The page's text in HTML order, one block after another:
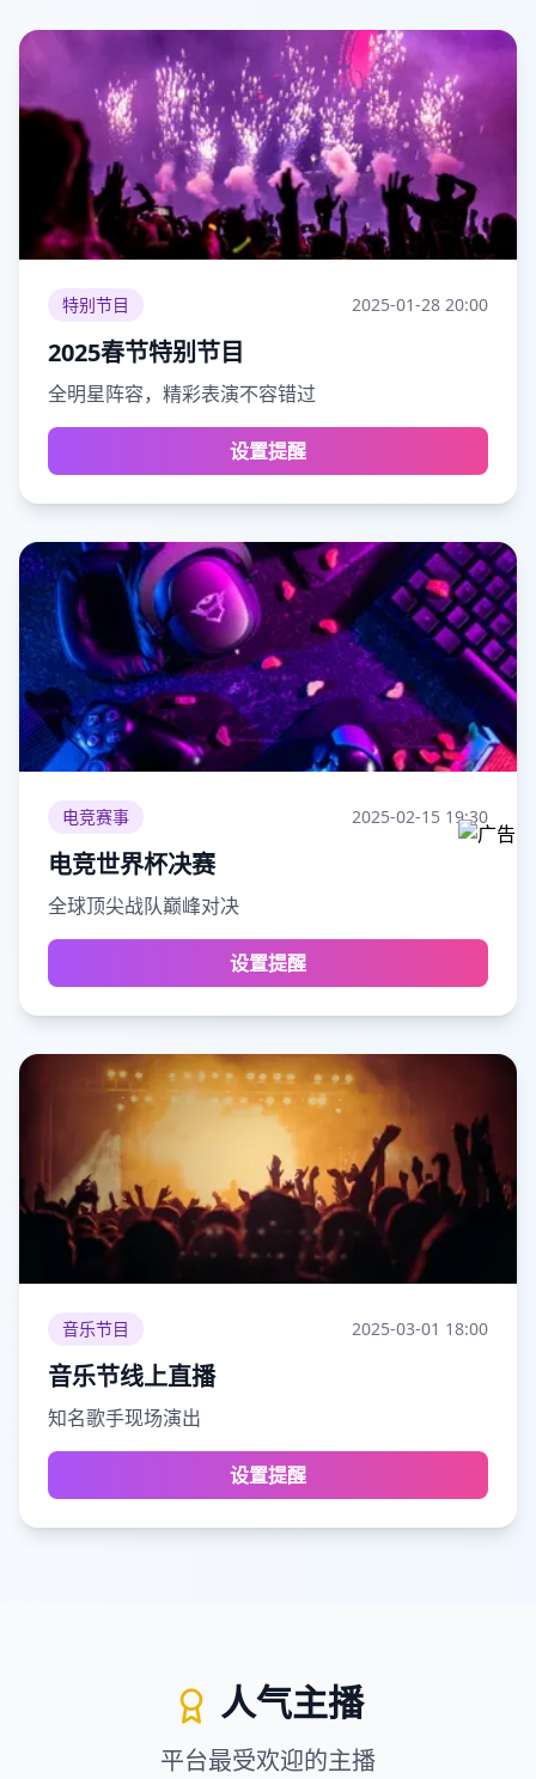
特别节目 2025-01-28 20:00
2025春节特别节目
全明星阵容，精彩表演不容错过
设置提醒
电竞赛事 2025-02-15 19:30
电竞世界杯决赛
全球顶尖战队巅峰对决
设置提醒
音乐节目 2025-03-01 18:00
音乐节线上直播
知名歌手现场演出
设置提醒
人气主播
平台最受欢迎的主播